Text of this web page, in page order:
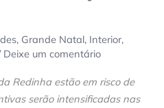
, Grande Natal, Interior,
Deixe um comentário
Redinha estão em risco de
serão intensificadas nas